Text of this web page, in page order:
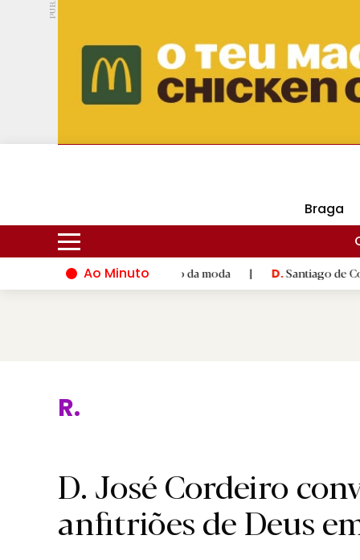
PUB.
Hoje 17ºC 30ºC DMtv
Braga
Ao Minuto
inovação do mundo da moda D.Santiago de Compostela
Religião.
D. José Cordeiro
anfitriões de Deus